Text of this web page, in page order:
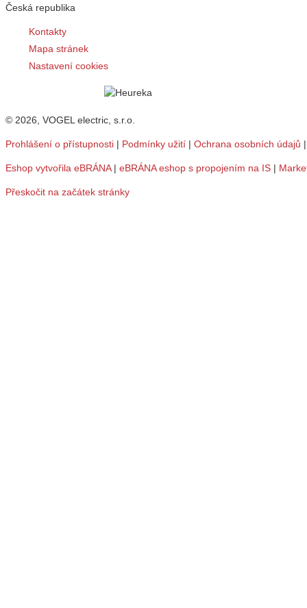
Česká republika
Kontakty
Mapa stránek
Nastavení cookies
© 2026, VOGEL electric, s.r.o.
Prohlášení o přístupnosti | Podmínky užití | Ochrana osobních údajů
Eshop vytvořila eBRÁNA| eBRÁNA eshop s propojením na IS |
Přeskočit na začátek stránky